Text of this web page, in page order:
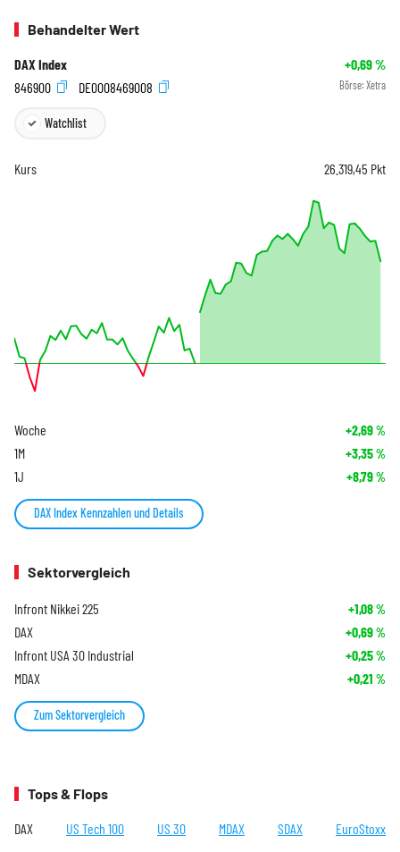
Behandelter Wert
DAX Index +0,69%
846900
DE0008469008 Börse: Xetra
Watchlist
Kurs 26.319,45 Pkt
Woche +2,69%
1M +3,35%
1J +8,79%
DAX Index Kennzahlen und Details
Sektorvergleich
Infront Nikkei 225 +1,08%
DAX +0,69%
Infront USA 30 Industrial +0,25%
MDAX +0,21 %
Zum Sektorvergleich
Tops & Flops
DAX US Tech 100 US 30 MDAX SDAX EuroStoxx